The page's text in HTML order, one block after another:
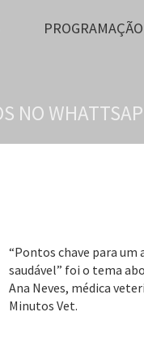
PROGRAMAÇÃO
“Pontos chave para
saudável” foi o tema
Ana Neves, médica
Minutos Vet.